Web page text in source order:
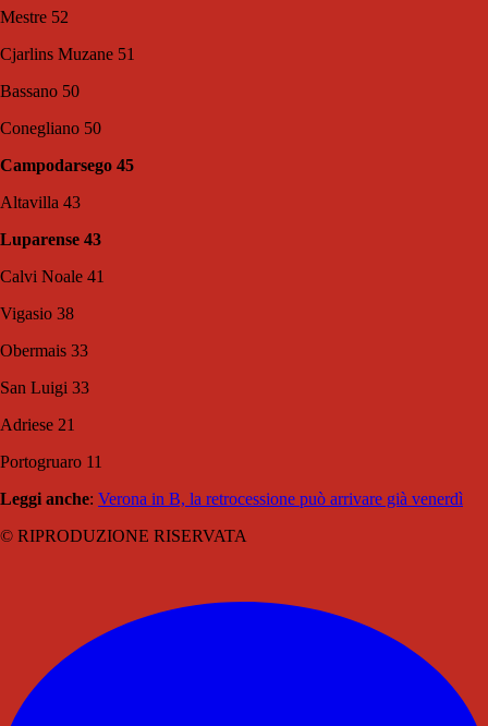
Mestre 52
Cjarlins Muzane 51
Bassano 50
Conegliano 50
Campodarsego 45
Altavilla 43
Luparense 43
Calvi Noale 41
Vigasio 38
Obermais 33
San Luigi 33
Adriese 21
Portogruaro 11
Leggi anche: Verona in B, la retrocessione può arrivare già venerdì
© RIPRODUZIONE RISERVATA